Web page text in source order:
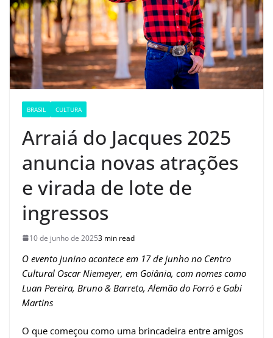
BRASIL CULTURA
Arraiá do Jacques 2025
anuncia novas atrações
e virada de lote de
ingressos
10 de junho de 20253 min read
O evento junino acontece em 17 de junho no Centro
Cultural Oscar Niemeyer, em Goiânia, com nomes como
Luan Pereira, Bruno & Barreto, Alemão do Forró e Gabi
Martins
O que começou como uma brincadeira entre amigos